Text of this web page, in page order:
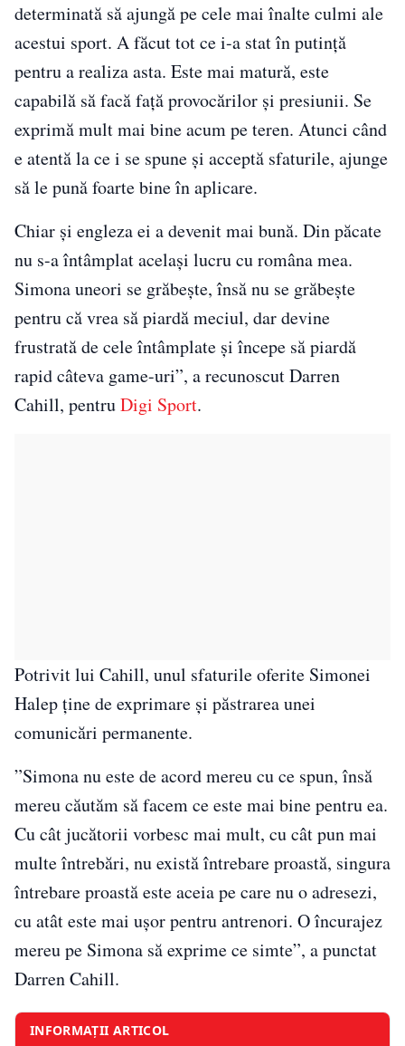
determinată să ajungă pe cele mai înalte culmi ale
acestui sport. A făcut tot ce i-a stat în putință
pentru a realiza asta. Este mai matură, este
capabilă să facă față provocărilor și presiunii. Se
exprimă mult mai bine acum pe teren. Atunci când
e atentă la ce i se spune și acceptă sfaturile, ajunge
să le pună foarte bine în aplicare.
Chiar și engleza ei a devenit mai bună. Din păcate
nu s-a întâmplat același lucru cu româna mea.
Simona uneori se grăbește, însă nu se grăbește
pentru că vrea să piardă meciul, dar devine
frustrată de cele întâmplate și începe să piardă
rapid câteva game-uri”, a recunoscut Darren
Cahill, pentruDigi Sport.
Potrivit lui Cahill, unul sfaturile oferite Simonei
Halep ține de exprimare și păstrarea unei
comunicări permanente.
”Simona nu este de acord mereu cu ce spun, însă
mereu căutăm să facem ce este mai bine pentru ea.
Cu cât jucătorii vorbesc mai mult, cu cât pun mai
multe întrebări, nu există întrebare proastă, singura
întrebare proastă este aceia pe care nu o adresezi,
cu atât este mai ușor pentru antrenori. O încurajez
mereu pe Simona să exprime ce simte”, a punctat
Darren Cahill.
INFORMAȚII ARTICOL